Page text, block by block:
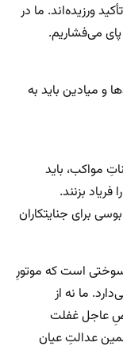
ورزیده‌اند. ما در
می‌فشاریم.
و میادین باید به
مواکب، باید
بزنند.
برای جنایتکاران
سوختی است که موتورِ
ما نه از
عاجل غفلت
عدالتِ عیان